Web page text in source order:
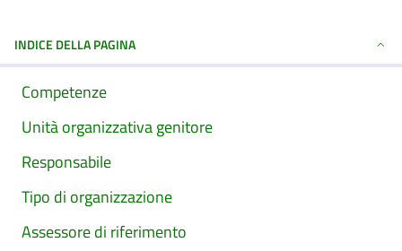
INDICE DELLA PAGINA
Competenze
Unità organizzativa genitore
Responsabile
Tipo di organizzazione
Assessore di riferimento